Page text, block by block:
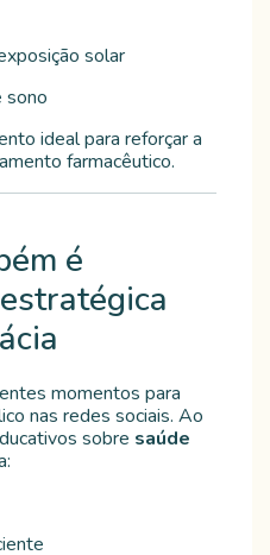
solar
sono
ideal para reforçar a
farmacêutico.
é
momentos para
nas redes sociais. Ao
sobre saúde